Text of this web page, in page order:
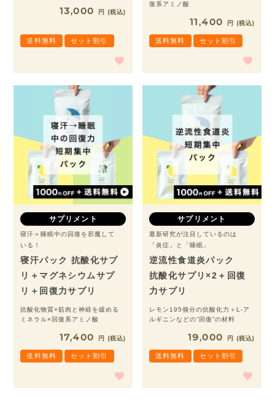
13,000 税込
送料無料 セット割引
復系アミノ酸
11,400 税込
送料無料 セット割引
サプリメント
寝汗＝睡眠中の回復を邪魔して
いる！
寝汗パック 抗酸化サプ
リ＋マグネシウムサプ
リ＋回復力サプリ
抗酸化物質×筋肉と神経を緩める
ミネラル×回復系アミノ酸
17,400 税込
送料無料 セット割引
サプリメント
最新研究が注目しているのは
「炎症」と「睡眠」
逆流性食道炎パック
抗酸化サプリ×2＋回復
力サプリ
レモン195個分の抗酸化力＋L-ア
ルギニンなどの”回復”の材料
19,000 税込
送料無料 セット割引